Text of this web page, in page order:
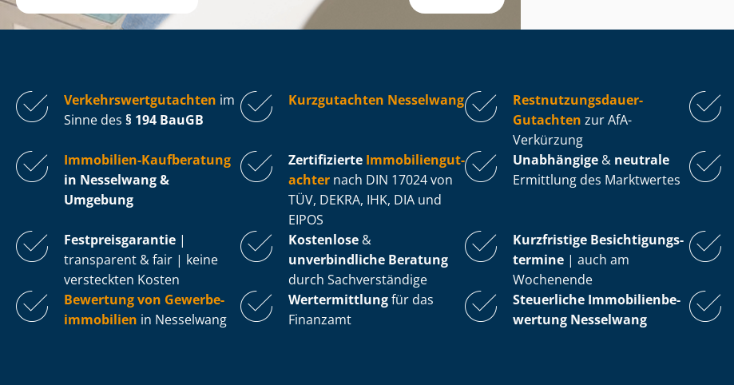
Ver­kehrs­wert­gut­ach­ten im
Sinne des § 194 BauGB
Kurzgutachten Nesselwang
Rest­nut­zungs­dau­er-
Gutachten zur AfA-
Verkürzung
Immobilien-Kaufberatung
in Nesselwang &
Umgebung
Zertifizierte Im­mo­bi­li­en­gut­
ach­ter nach DIN 17024 von
TÜV, DEKRA, IHK, DIA und
EIPOS
Unabhängige & neutrale
Ermittlung des Marktwertes
Fest­preis­ga­ran­tie |
transparent & fair | keine
versteckten Kosten
Kostenlose &
unverbindliche Beratung
durch Sachverständige
Kurzfristige Be­sich­ti­gungs­
ter­mi­ne | auch am
Wochenende
Bewertung von Ge­wer­be­
im­mo­bi­li­en in Nesselwang
Wertermittlungfür das
Finanzamt
Steuerliche Im­mo­bi­li­en­be­
wer­tung Nesselwang